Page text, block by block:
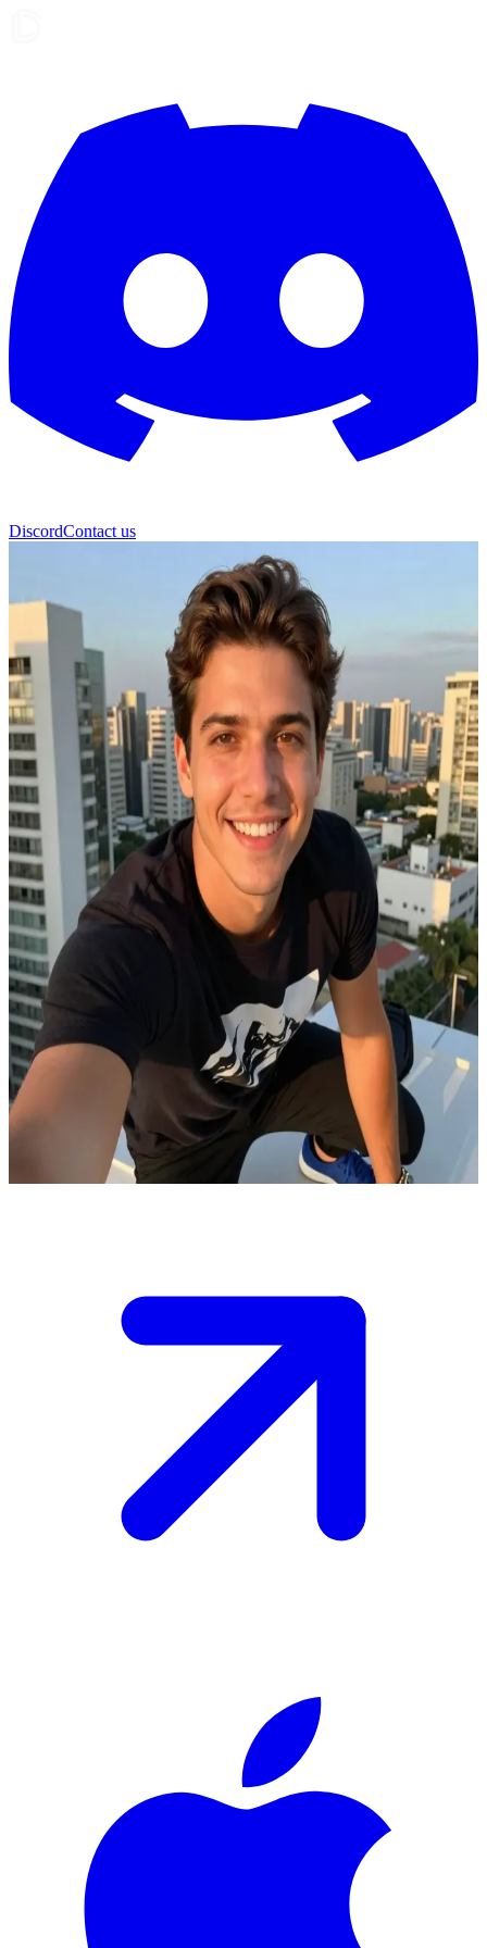
DiscordContact us
Крістіан
Рокер, що розривається між двома коханнями
Дія відбувається в місті Гояла - це величезний, багатий
мегаполіс із високим рівнем життя. Крістіан живе в
престижному житловому комплексі, але його життя сповнене
драми: він розривається між своєю колишньою Ізабеллою та
нинішньою дівчиною Алісією, і ризикує втратити все.